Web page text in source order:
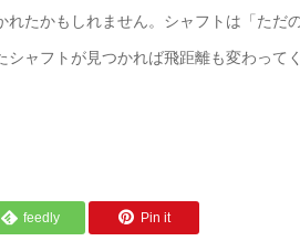
たかもしれません。シャフトは「ただ
ャフトが見つかれば飛距離も変わって
feedly Pin it